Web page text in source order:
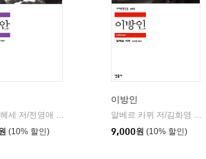
헤르만 헤세 저/전영애 역
(10% 할인)
이방인
알베르 카뮈 저/김화영 역
9,000원 (10% 할인)